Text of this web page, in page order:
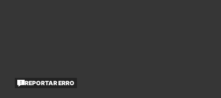
REPORTAR ERRO